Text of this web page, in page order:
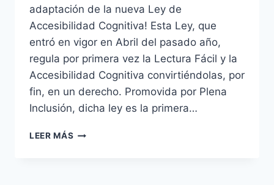
adaptación de la nueva Ley de
Accesibilidad Cognitiva! Esta Ley, que
entró en vigor en Abril del pasado año,
regula por primera vez la Lectura Fácil y la
Accesibilidad Cognitiva convirtiéndolas, por
fin, en un derecho. Promovida por Plena
Inclusión, dicha ley es la primera…
LEER MÁS ¡NOVEDADES!